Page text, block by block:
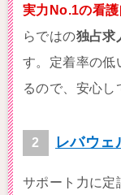
実力No.1の看
らではの独占求
す。定着率の低
るので、安心し
レバウェ
サポート力に定